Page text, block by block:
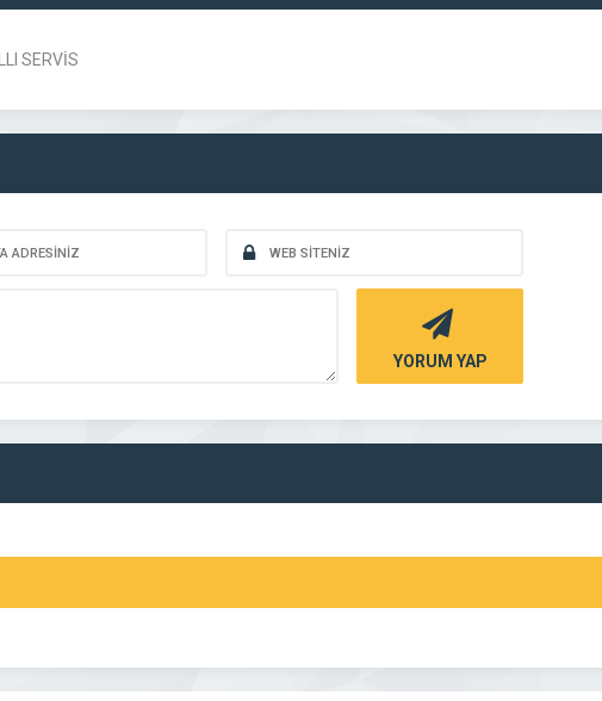
SERVİS
YORUM YAP